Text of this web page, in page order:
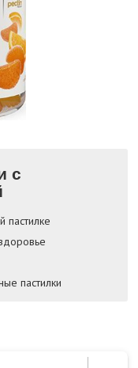
с
пастилке
пастилки